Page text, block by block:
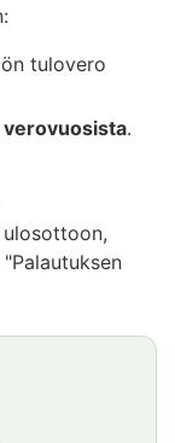
tulovero
verovuosista.